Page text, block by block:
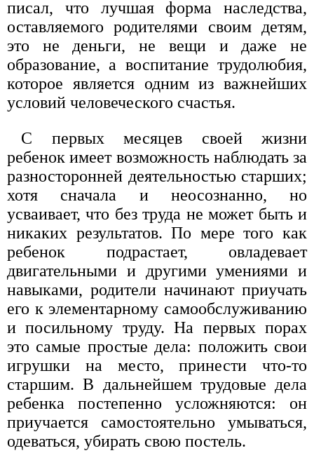
писал, что лучшая форма наследства,
оставляемого родителями своим детям,
это не деньги, не вещи и даже не
образование, а воспитание трудолюбия,
которое является одним из важнейших
условий человеческого счастья.
С первых месяцев своей жизни
ребенок имеет возможность наблюдать за
разносторонней деятельностью старших;
хотя сначала и неосознанно, но
усваивает, что без труда не может быть и
никаких результатов. По мере того как
ребенок подрастает, овладевает
двигательными и другими умениями и
навыками, родители начинают приучать
его к элементарному самообслуживанию
и посильному труду. На первых порах
это самые простые дела: положить свои
игрушки на место, принести что-то
старшим. В дальнейшем трудовые дела
ребенка постепенно усложняются: он
приучается самостоятельно умываться,
одеваться, убирать свою постель.